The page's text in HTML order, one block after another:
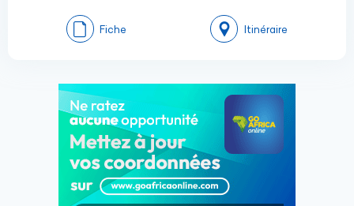
Fiche Itinéraire